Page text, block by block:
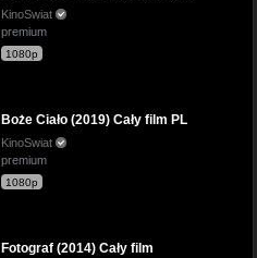
KinoSwiat
premium
1080p
Boże Ciało (2019) Cały film PL
KinoSwiat
premium
1080p
Fotograf (2014) Cały film